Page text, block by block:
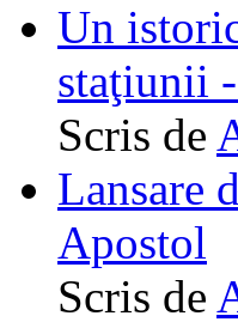
Un
staţiunii
Scris de
Lansare
Apostol
Scris de